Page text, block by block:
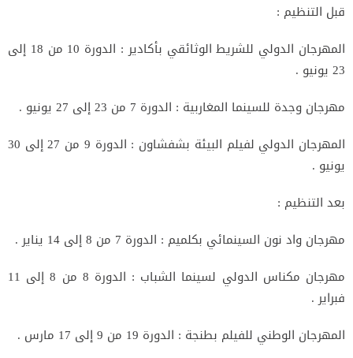
قبل التنظيم :
المهرجان الدولي للشريط الوثائقي بأكادير : الدورة 10 من 18 إلى
23 يونيو .
مهرجان وجدة للسينما المغاربية : الدورة 7 من 23 إلى 27 يونيو .
المهرجان الدولي لفيلم البيئة بشفشاون : الدورة 9 من 27 إلى 30
يونيو .
بعد التنظيم :
مهرجان واد نون السينمائي بكلميم : الدورة 7 من 8 إلى 14 يناير .
مهرجان مكناس الدولي لسينما الشباب : الدورة 8 من 8 إلى 11
فبراير .
المهرجان الوطني للفيلم بطنجة : الدورة 19 من 9 إلى 17 مارس .